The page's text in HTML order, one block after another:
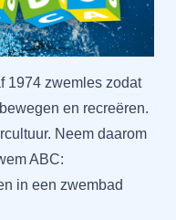
1974 zwemles zodat
en recreëren.
Neem daarom
ABC:
in een zwembad